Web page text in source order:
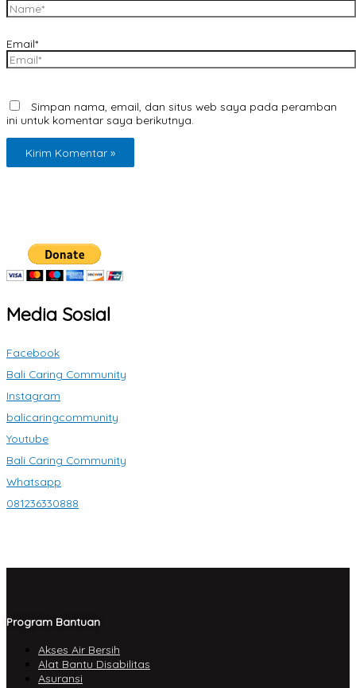
Email*
Simpan nama, email, dan situs web saya pada peramban
ini untuk komentar saya berikutnya.
Media Sosial
Facebook
Bali Caring Community
Instagram
balicaringcommunity
Youtube
Bali Caring Community
Whatsapp
081236330888
Program Bantuan
Akses Air Bersih
Alat Bantu Disabilitas
Asuransi